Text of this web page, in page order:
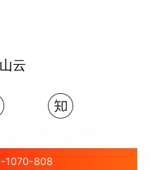
云
1070-808